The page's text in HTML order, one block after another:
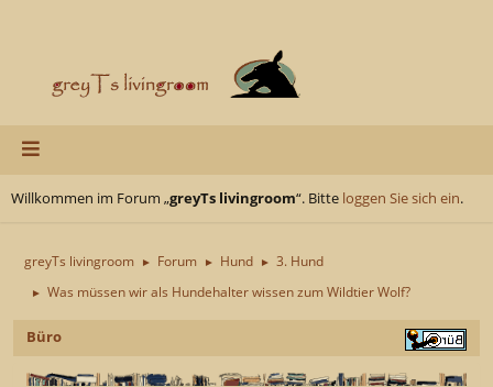
Willkommen im Forum „greyTs livingroom“. Bitte loggen Sie sich ein.
greyTs livingroom ► Forum ► Hund ► 3. Hund
► Was müssen wir als Hundehalter wissen zum Wildtier Wolf?
Büro